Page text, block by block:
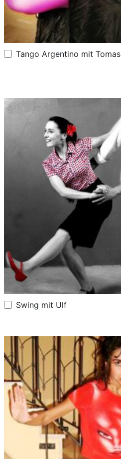
Tango Argentino mit Tomas
Swing mit Ulf